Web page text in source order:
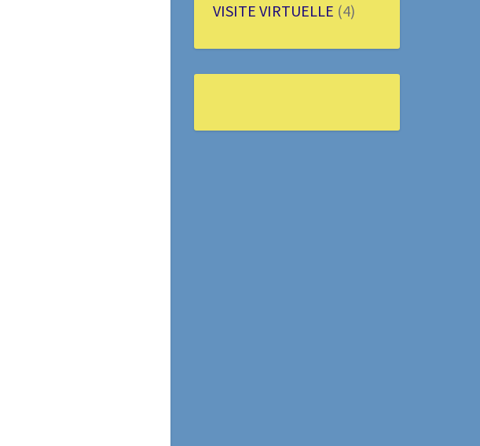
VISITE VIRTUELLE (4)